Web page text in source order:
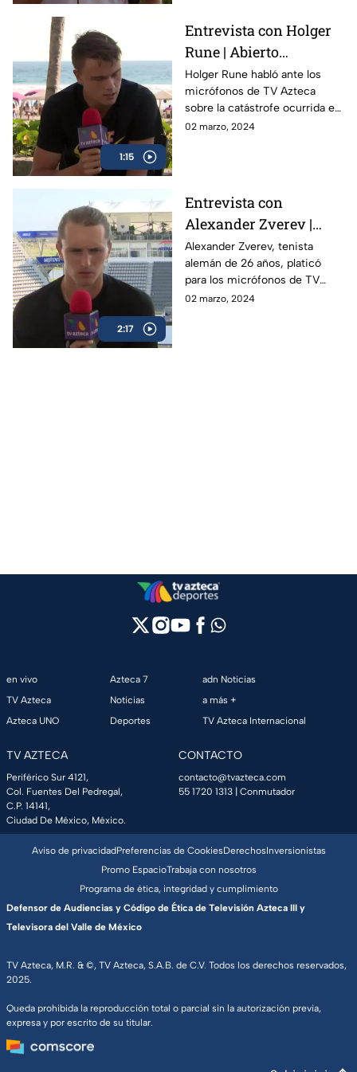
1:15
Entrevista con Holger
Rune | Abierto
Mexicano de Tenis
Holger Rune habló ante los
micrófonos de TV Azteca
sobre la catástrofe ocurrida en
Acapulco y como el Abierto
02 marzo, 2024
2:17
Entrevista con
Alexander Zverev |
Abierto Mexicano de
Tenis
Alexander Zverev, tenista
alemán de 26 años, platicó
para los micrófonos de TV
Azteca Deportes durante su
02 marzo, 2024
en vivo
TV Azteca
Azteca UNO
Azteca 7
Noticias
Deportes
adn Noticias
a más +
TV Azteca Internacional
TV AZTECA
Periférico Sur 4121,
Col. Fuentes Del Pedregal,
C.P. 14141,
Ciudad De México, México.
CONTACTO
contacto@tvazteca.com
55 1720 1313 | Conmutador
TV Azteca, M.R. & ©, TV Azteca, S.A.B. de C.V. Todos los derechos reservados,
2025.
Queda prohibida la reproducción total o parcial sin la autorización previa,
expresa y por escrito de su titular.
Aviso de privacidadPreferencias de CookiesDerechosInversionistas
Promo EspacioTrabaja con nosotros
Programa de ética, integridad y cumplimiento
Defensor de Audiencias y Código de Ética de Televisión Azteca III y
Televisora del Valle de México